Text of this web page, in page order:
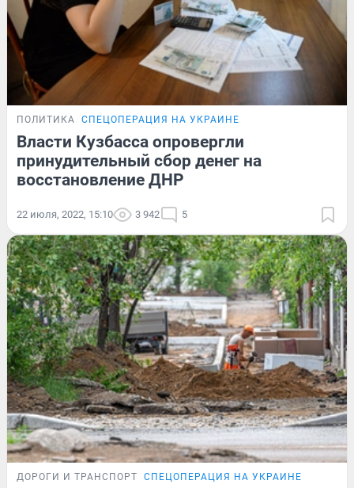
ПОЛИТИКА СПЕЦОПЕРАЦИЯ НА УКРАИНЕ
Власти Кузбасса опровергли
принудительный сбор денег на
восстановление ДНР
22 июля, 2022, 15:10 3 942 5
ДОРОГИ И ТРАНСПОРТ СПЕЦОПЕРАЦИЯ НА УКРАИНЕ